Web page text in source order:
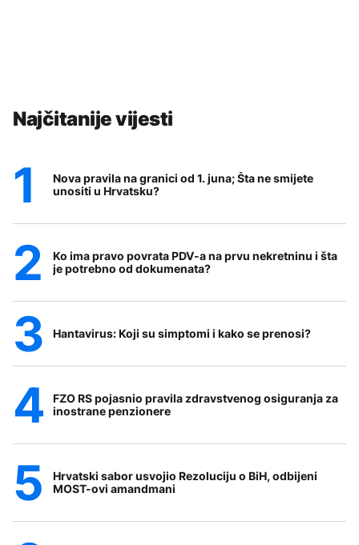
Najčitanije vijesti
Nova pravila na granici od 1. juna; Šta ne smijete
unositi u Hrvatsku?
Ko ima pravo povrata PDV-a na prvu nekretninu i šta
je potrebno od dokumenata?
Hantavirus: Koji su simptomi i kako se prenosi?
FZO RS pojasnio pravila zdravstvenog osiguranja za
inostrane penzionere
Hrvatski sabor usvojio Rezoluciju o BiH, odbijeni
MOST-ovi amandmani